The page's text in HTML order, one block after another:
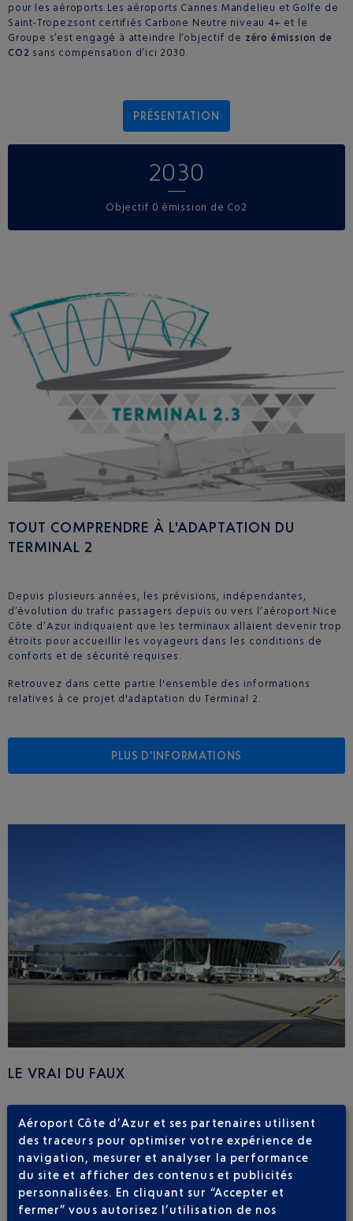
pour les aéroports. Les aéroports Cannes Mandelieu et Golfe de
Saint-Tropez sont certifiés Carbone Neutre niveau 4+ et le
Groupe s’est engagé à atteindre l’objectif de zéro émission de
CO2 sans compensation d’ici 2030.
PRÉSENTATION
2030
Objectif 0 émission de Co2
TOUT COMPRENDRE À L'ADAPTATION DU
TERMINAL 2
Depuis plusieurs années, les prévisions, indépendantes,
d’évolution du trafic passagers depuis ou vers l’aéroport Nice
Côte d’Azur indiquaient que les terminaux allaient devenir trop
étroits pour accueillir les voyageurs dans les conditions de
conforts et de sécurité requises.
Retrouvez dans cette partie l'ensemble des informations
relatives à ce projet d'adaptation du Terminal 2.
PLUS D'INFORMATIONS
LE VRAI DU FAUX
Vous pensez bien connaître votre aéroport ? Les chiffres le
concernant qui circulent vous semblent tous corrects ? Et si
vous preniez un petit instant pour confronter vos certitudes et
en apprendre un peu plus sur Nice Côte d’Azur ?
Aéroport Côte d’Azur et ses partenaires utilisent
des traceurs pour optimiser votre expérience de
navigation, mesurer et analyser la performance
du site et afficher des contenus et publicités
personnalisées. En cliquant sur “Accepter et
fermer” vous autorisez l’utilisation de nos